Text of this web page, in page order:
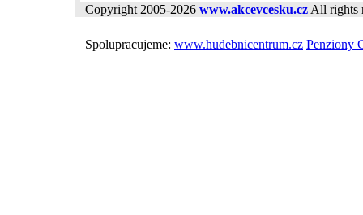
Copyright 2005-2026 www.akcevcesku.cz All rights
Spolupracujeme: www.hudebnicentrum.cz Penziony